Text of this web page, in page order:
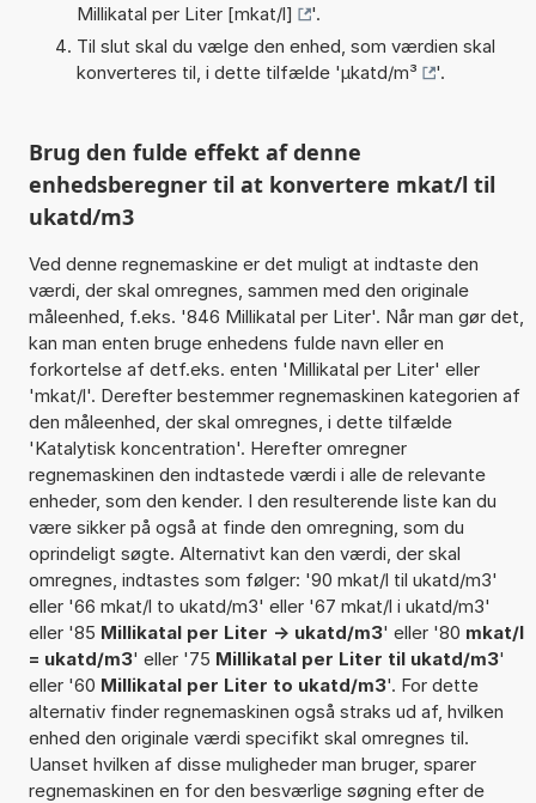
Millikatal per Liter [mkat/l]
'.
Til slut skal du vælge den enhed, som værdien skal
konverteres til, i dette tilfælde 'µkatd/m³ '.
Brug den fulde effekt af denne
enhedsberegner til at konvertere mkat/l til
ukatd/m3
Ved denne regnemaskine er det muligt at indtaste den
værdi, der skal omregnes, sammen med den originale
måleenhed, f.eks. '846 Millikatal per Liter'. Når man gør det,
kan man enten bruge enhedens fulde navn eller en
forkortelse af detf.eks. enten 'Millikatal per Liter' eller
'mkat/l'. Derefter bestemmer regnemaskinen kategorien af
den måleenhed, der skal omregnes, i dette tilfælde
'Katalytisk koncentration'. Herefter omregner
regnemaskinen den indtastede værdi i alle de relevante
enheder, som den kender. I den resulterende liste kan du
være sikker på også at finde den omregning, som du
oprindeligt søgte. Alternativt kan den værdi, der skal
omregnes, indtastes som følger: '90 mkat/l til ukatd/m3'
eller '66 mkat/l to ukatd/m3' eller '67 mkat/l i ukatd/m3'
eller '85 Millikatal per Liter -> ukatd/m3' eller '80 mkat/l
= ukatd/m3' eller '75 Millikatal per Liter til ukatd/m3'
eller '60 Millikatal per Liter to ukatd/m3'. For dette
alternativ finder regnemaskinen også straks ud af, hvilken
enhed den originale værdi specifikt skal omregnes til.
Uanset hvilken af disse muligheder man bruger, sparer
regnemaskinen en for den besværlige søgning efter de